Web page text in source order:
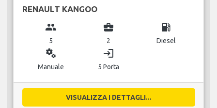
RENAULT KANGOO
group
5
business_center
2
local_gas_station
Diesel
miscellaneous_services
Manuale
login
5 Porta
VISUALIZZA I DETTAGLI...